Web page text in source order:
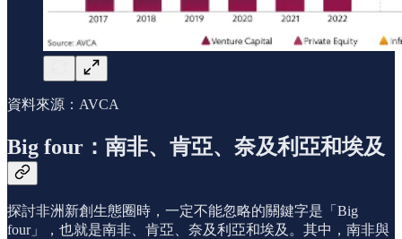
資料來源：AVCA
Big four：南非、肯亞、奈及利亞和埃及
探討非洲新創生態圈時，一定不能忽略的關鍵字是「Big
four」，也就是南非、肯亞、奈及利亞和埃及。其中，南非與